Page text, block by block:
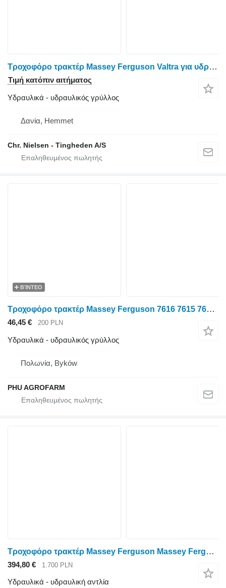
Τροχοφόρο τρακτέρ Massey Ferguson Valtra για υδραυλικός γρύλλος
Τιμή κατόπιν αιτήματος
Υδραυλικά - υδραυλικός γρύλλος
Δανία, Hemmet
Chr. Nielsen - Tingheden A/S
ΒΊΝΤΕΟ
Τροχοφόρο τρακτέρ Massey Ferguson 7616 7615 7618 για υδραυλικός γρύλλος Massey Ferguson 7616 7615 7618 parts, ersatzteile, pieces
46,45 € 200 PLN
Υδραυλικά - υδραυλικός γρύλλος
Πολωνία, Byków
PHU AGROFARM
Τροχοφόρο τρακτέρ Massey Ferguson Massey Fergusson MF 2230 2225 Landini McCormick για υδραυλική αντλία 3652099M91
394,80 € 1.700 PLN
Υδραυλικά - υδραυλική αντλία